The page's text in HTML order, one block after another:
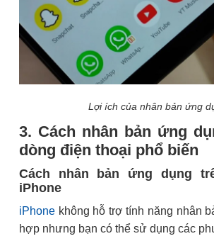
Lợi ích của nhân bản ứng
3. Cách nhân bản ứng
dòng điện thoại phổ biến
Cách nhân bản ứng dụng
iPhone
iPhone không hỗ trợ tính năng nhân
hợp nhưng bạn có thể sử dụng các